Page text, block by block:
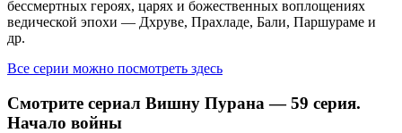
бессмертных героях, царях и божественных воплощениях
ведической эпохи — Дхруве, Прахладе, Бали, Паршураме и
др.
Все серии можно посмотреть здесь
Смотрите сериал Вишну Пурана — 59 серия.
Начало войны